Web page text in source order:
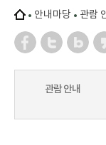
안내마당 관람
관람 안내